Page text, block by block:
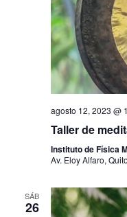
agosto 12, 2023 @
Taller de
Instituto de Física
Av. Eloy Alfaro,
SÁB
26